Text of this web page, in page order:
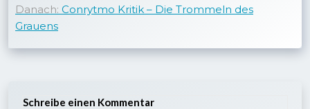
Danach: Conrytmo Kritik – Die Trommeln des
Grauens
Schreibe einen Kommentar